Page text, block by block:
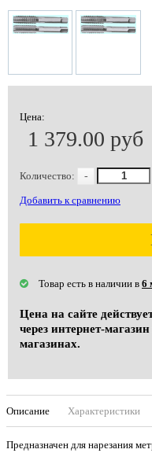
Цена:
1 379.00 руб
Количество: -
Добавить к сравнению
Товар есть в наличии в 6
Цена на сайте
через интернет-
магазинах.
Описание Характеристики
Предназначен для нарезания